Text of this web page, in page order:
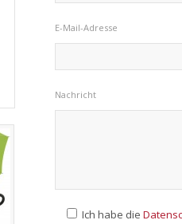
E-Mail-Adresse
Nachricht
Ich habe die